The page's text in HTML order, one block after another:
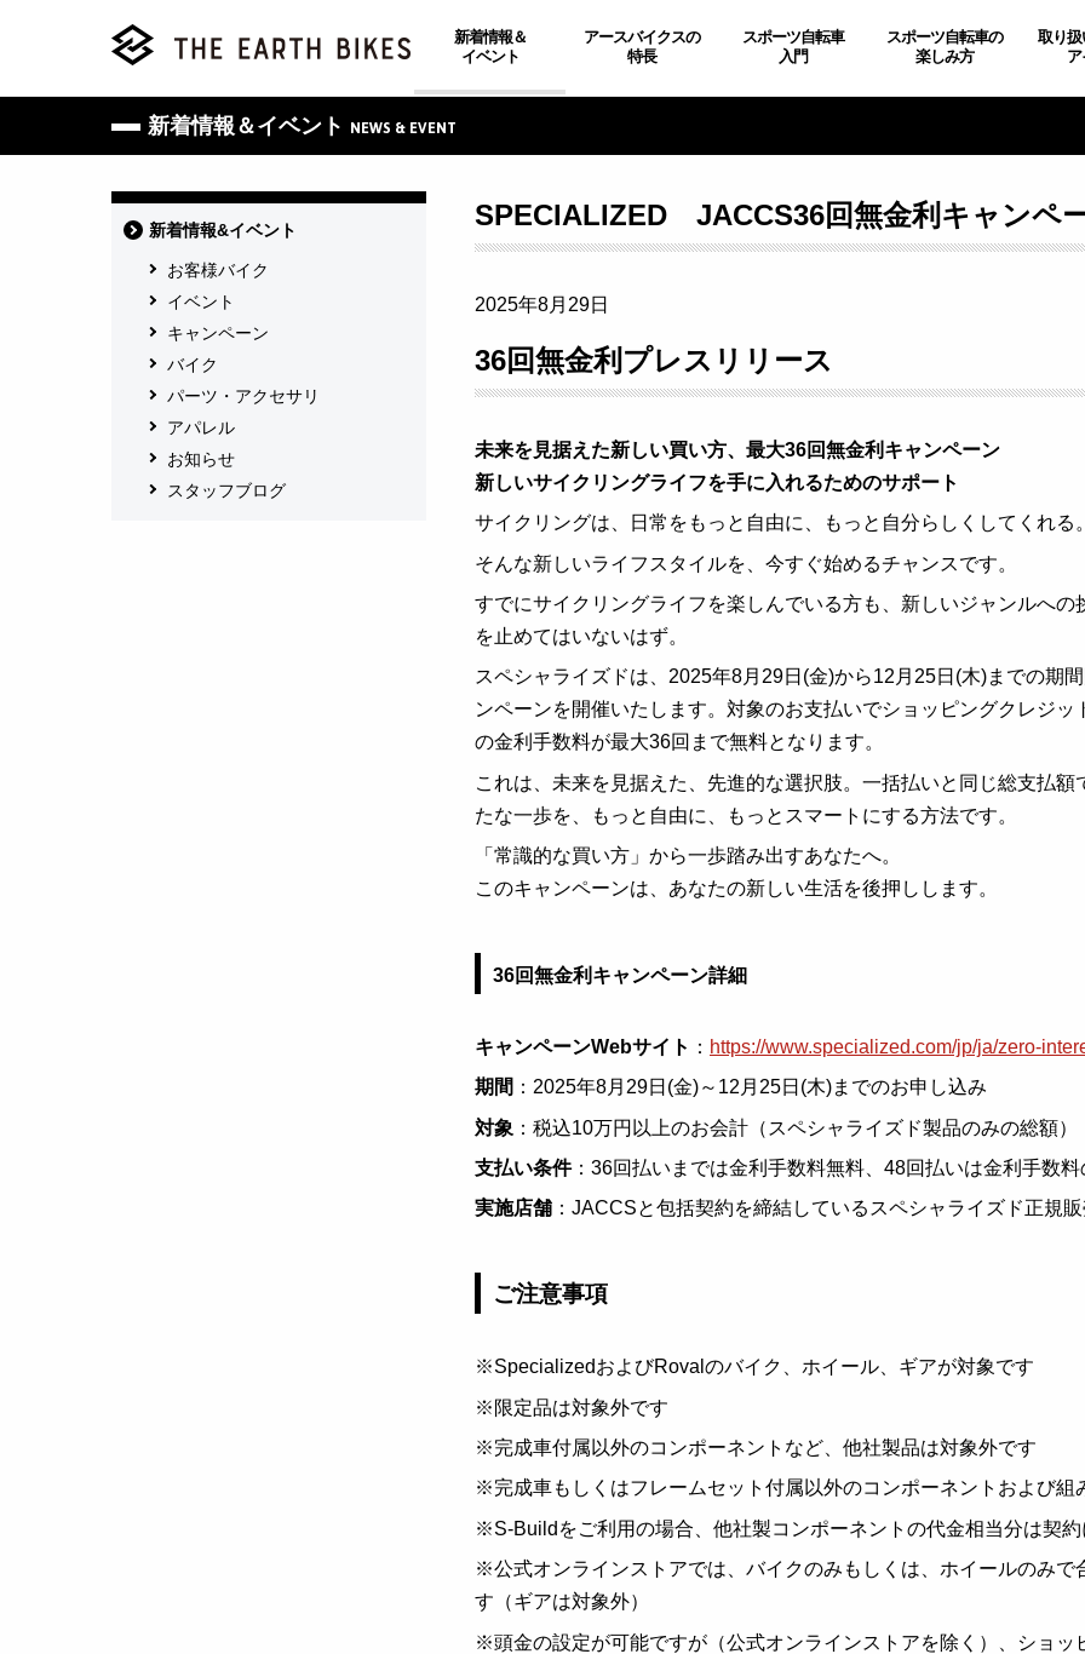
新着情報＆
イベント
アースバイクスの
特長
スポーツ自転車
入門
スポーツ自転車の
楽しみ方
取り扱
ア
新着情報＆イベント NEWS & EVENT
SPECIALIZED JACCS36回無金利キャンペ
2025年8月29日
36回無金利プレスリリース
未来を見据えた新しい買い方、最大36回無金利キャンペーン
新しいサイクリングライフを手に入れるためのサポート
サイクリングは、日常をもっと自由に、もっと自分らしくしてくれる
そんな新しいライフスタイルを、今すぐ始めるチャンスです。
すでにサイクリングライフを楽しんでいる方も、新しいジャンルへ
を止めてはいないはず。
スペシャライズドは、2025年8月29日(金)から12月25日(木)までの期
ンペーンを開催いたします。対象のお支払いでショッピングクレジ
の金利手数料が最大36回まで無料となります。
これは、未来を見据えた、先進的な選択肢。一括払いと同じ総支払
たな一歩を、もっと自由に、もっとスマートにする方法です。
「常識的な買い方」から一歩踏み出すあなたへ。
このキャンペーンは、あなたの新しい生活を後押しします。
36回無金利キャンペーン詳細
キャンペーンWebサイト ： https://www.specialized.com/jp/ja/zero-
期間 ：2025年8月29日(金)～12月25日(木)までのお申し込み
対象 ：税込10万円以上のお会計（スペシャライズド製品のみの総額）
支払い条件：36回払いまでは金利手数料無料、48回払いは金利手数
実施店舗 ：JACCSと包括契約を締結しているスペシャライズド正規
ご注意事項
※SpecializedおよびRovalのバイク、ホイール、ギアが対象です
※限定品は対象外です
※完成車付属以外のコンポーネントなど、他社製品は対象外です
※完成車もしくはフレームセット付属以外のコンポーネントおよび
※S-Buildをご利用の場合、他社製コンポーネントの代金相当分は契
※公式オンラインストアでは、バイクのみもしくは、ホイールのみ
す（ギアは対象外）
※頭金の設定が可能ですが（公式オンラインストアを除く）、ショ
新着情報&イベント
お客様バイク
イベント
キャンペーン
バイク
パーツ・アクセサリ
アパレル
お知らせ
スタッフブログ